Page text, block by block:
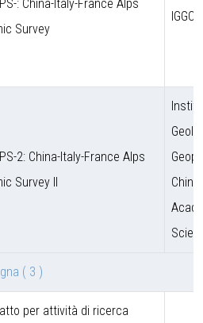
: China-Italy-France Alps
Survey
2: China-Italy-France Alps
Survey II
( 3 )
per attività di ricerca